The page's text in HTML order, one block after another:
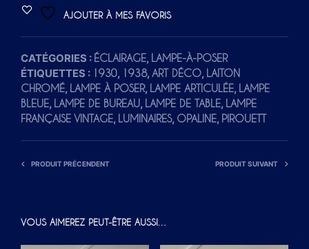
R
N
A
T
I
AJOUTER À MES FAVORIS
CATÉGORIES : ÉCLAIRAGE, LAMPE-À-POSER
ÉTIQUETTES : 1930, 1938,ART DÉCO, LAITON
CHROMÉ, LAMPE À POSER, LAMPE ARTICULÉE, LAMPE
BLEUE, LAMPE DE BUREAU, LAMPE DE TABLE, LAMPE
FRANÇAISE VINTAGE, LUMINAIRES, OPALINE, PIROUETT
PRODUIT PRÉCENDENT PRODUIT SUIVANT
VOUS AIMEREZ PEUT-ÊTRE AUSSI…